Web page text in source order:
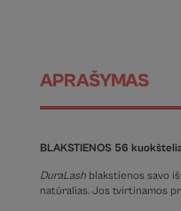
APRAŠYMAS
BLAKSTIENOS 56
DuraLash blakstienos savo
natūralias. Jos tvirtinamos